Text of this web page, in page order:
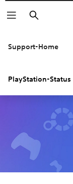
Suchen
Support-Home
PlayStation-Status